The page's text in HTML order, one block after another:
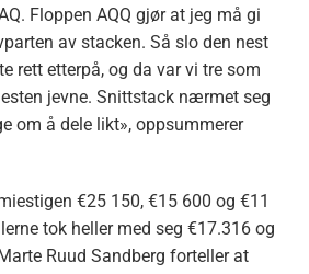
Floppen AQQ gjør at jeg må gi
av stacken. Så slo den nest
rett etterpå, og da var vi tre som
jevne. Snittstack nærmet seg
om å dele likt», oppsummerer
€25 150, €15 600 og €11
tok heller med seg €17.316 og
Ruud Sandberg forteller at